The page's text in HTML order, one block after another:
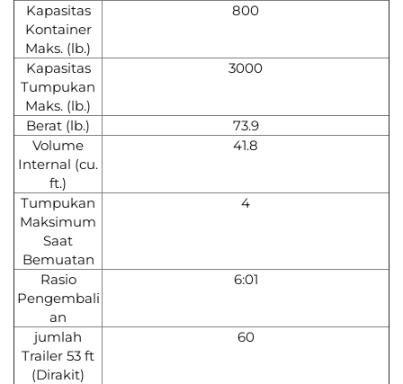
Kapasitas
Kontainer
Maks. (lb.)
800
Kapasitas
Tumpukan
Maks. (lb.)
3000
Berat (lb.)
73.9
Volume
Internal (cu.
ft.)
41.8
Tumpukan
Maksimum
Saat
Bemuatan
4
Rasio
Pengembali
an
6:01
jumlah
Trailer 53 ft
(Dirakit)
60